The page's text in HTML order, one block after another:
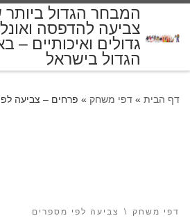
המבחר הגדול ביותר
צביעה להדפסה
גדולים ואיכותיים –
הגדול בישראל
דף הבית » דפי משחק » פרחים – צביעה
דפי משחק צביעה לפי מספרים